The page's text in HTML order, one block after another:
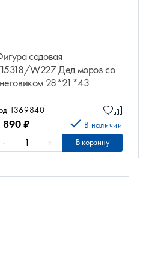
садовая
W227 Дед мороз со
28*21*43
1369840
890₽ В наличии
- + В корзину